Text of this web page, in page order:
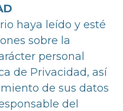
haya leído y esté
sobre la
personal
de Privacidad, así
de sus datos
del